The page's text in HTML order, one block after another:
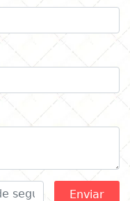
Enviar